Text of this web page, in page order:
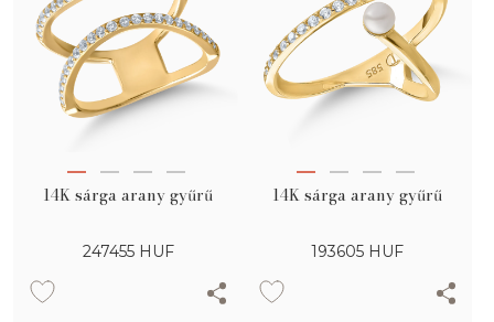
14K sárga arany gyűrű
247455 HUF
14K sárga arany gyűrű
193605 HUF